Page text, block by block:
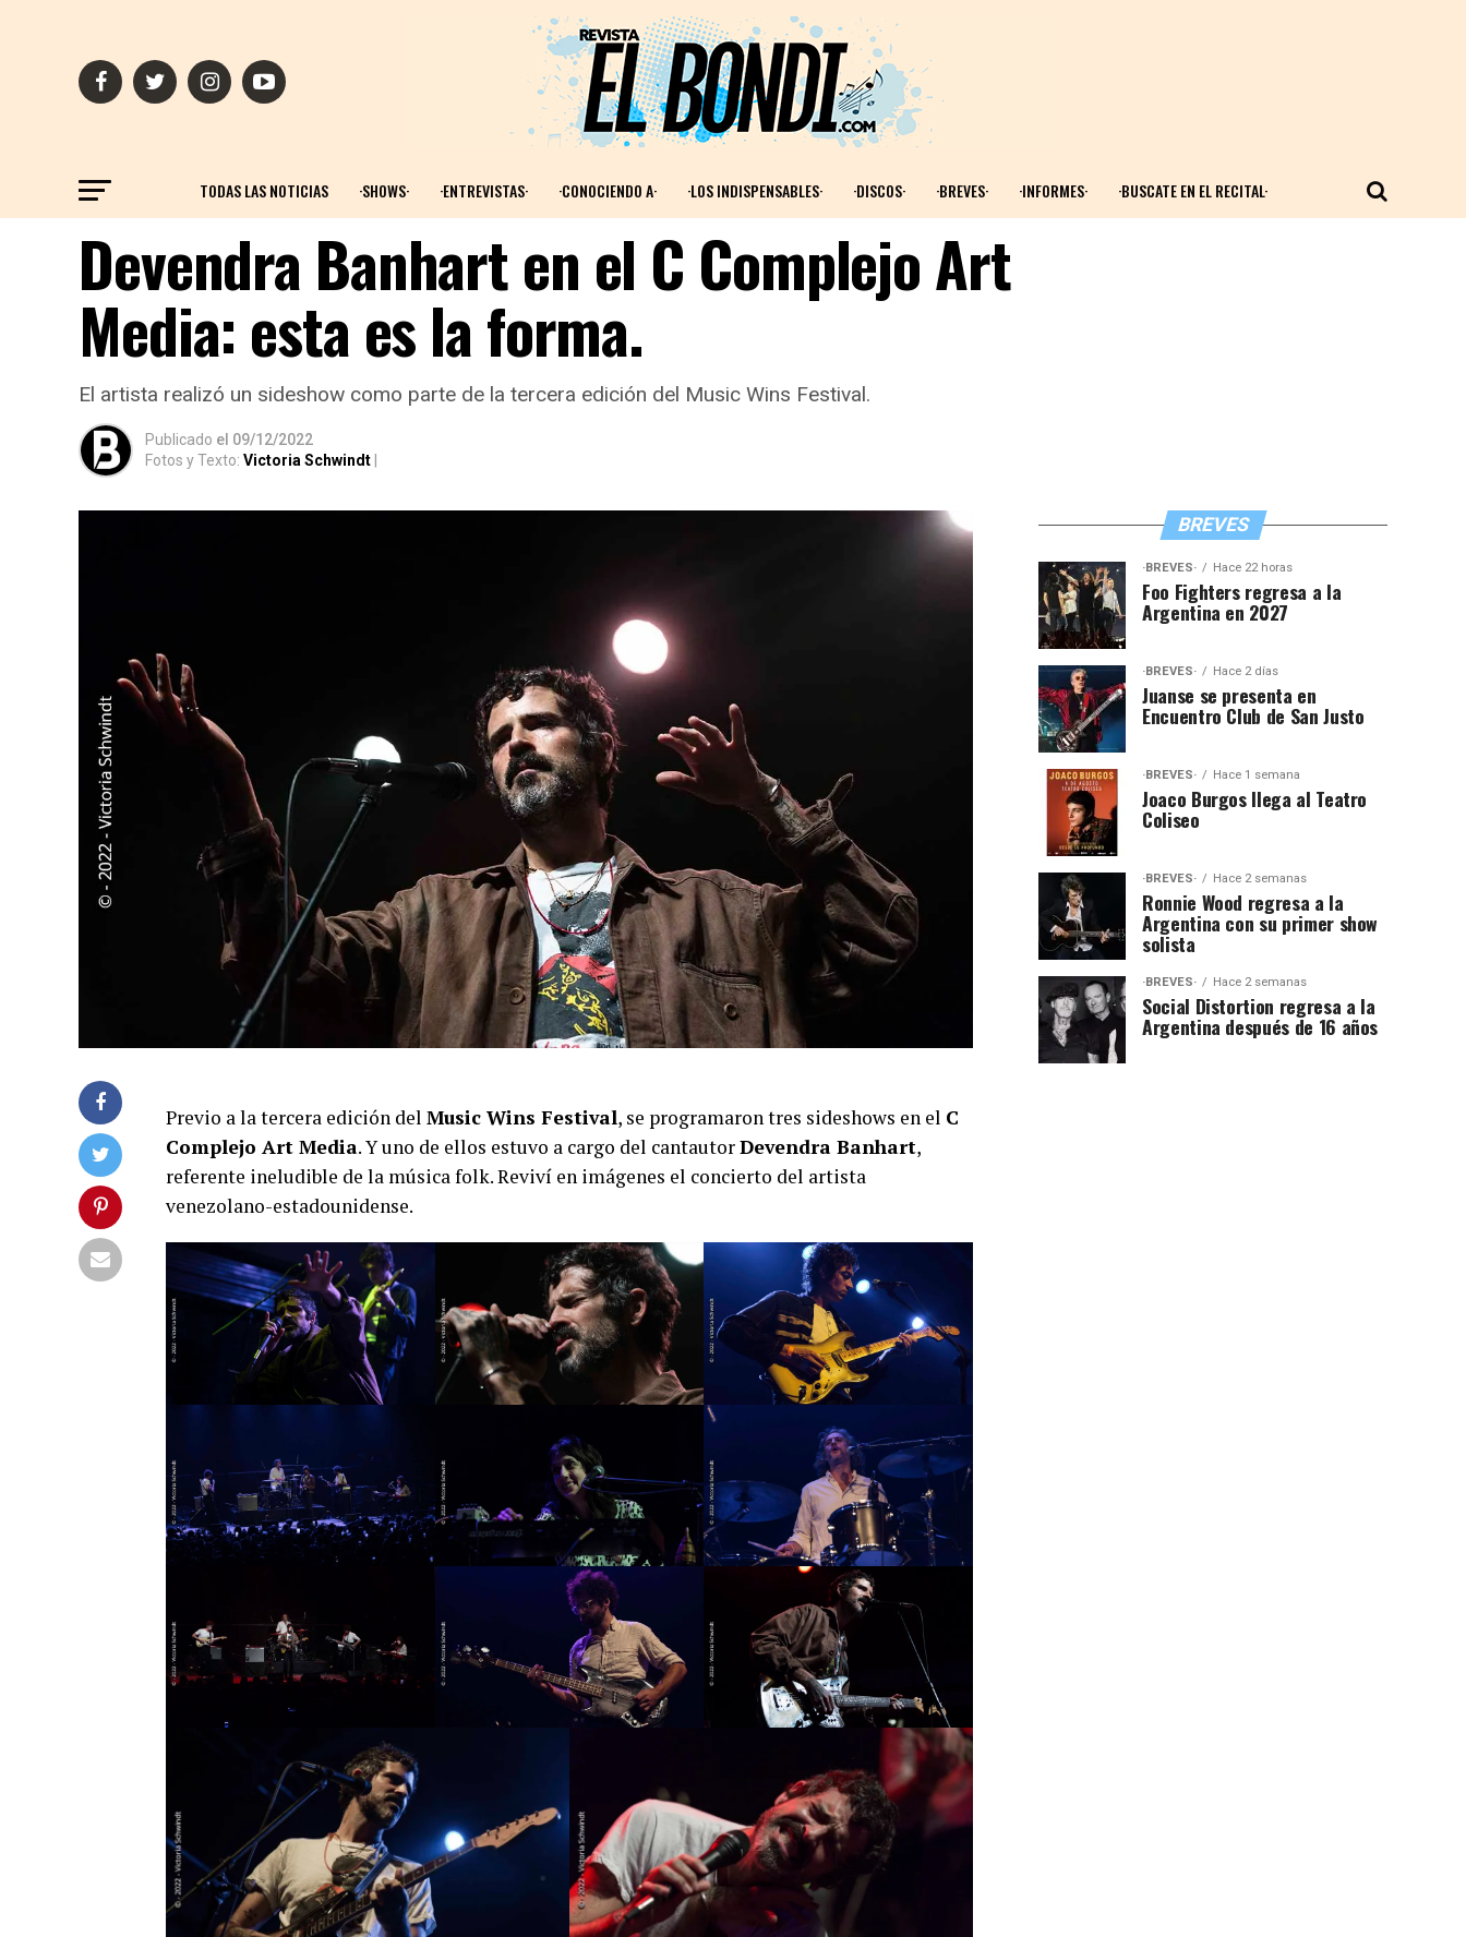
TODAS LAS NOTICIAS ·SHOWS· ·ENTREVISTAS· ·CONOCIENDO A· ·LOS INDISPENSABLES· ·DISCOS· ·BREVES· ·INFORMES· ·BUSCATE EN EL RECITAL·
Devendra Banhart en el C Complejo Art
Media: esta es la forma.
El artista realizó un sideshow como parte de la tercera edición del Music Wins Festival.
Publicado el 09/12/2022
Fotos y Texto: Victoria Schwindt
Previo a la tercera edición del Music Wins Festival, se programaron tres sideshows en el C
Complejo Art Media. Y uno de ellos estuvo a cargo del cantautorDevendra Banhart,
referente ineludible de la música folk. Reviví en imágenes el concierto del artista
venezolano-estadounidense.
BREVES
·BREVES· Hace 22 horas
Foo Fighters regresa a la
Argentina en 2027
·BREVES· Hace 2 días
Juanse se presenta en
Encuentro Club de San Justo
·BREVES· Hace 1 semana
Joaco Burgos llega al Teatro
Coliseo
·BREVES· Hace 2 semanas
Ronnie Wood regresa a la
Argentina con su primer show
solista
·BREVES· Hace 2 semanas
Social Distortion regresa a la
Argentina después de 16 años